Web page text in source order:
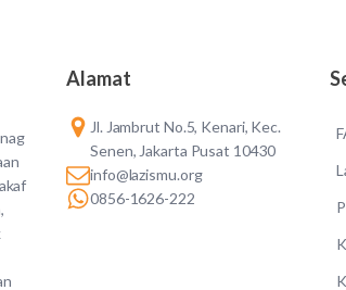
Alamat
Jl. Jambrut No.5, Kenari, Kec.
Senen, Jakarta Pusat 10430
info@lazismu.org
0856-1626-222